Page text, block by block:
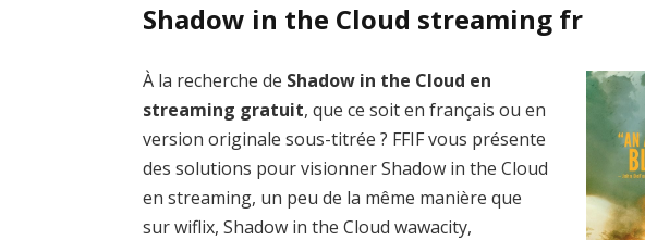
Shadow in the Cloud streaming fr
À la recherche de Shadow in the Cloud en
streaming gratuit, que ce soit en français ou en
version originale sous-titrée ? FFIF vous présente
des solutions pour visionner Shadow in the Cloud
en streaming, un peu de la même manière que
sur wiflix, Shadow in the Cloud wawacity,